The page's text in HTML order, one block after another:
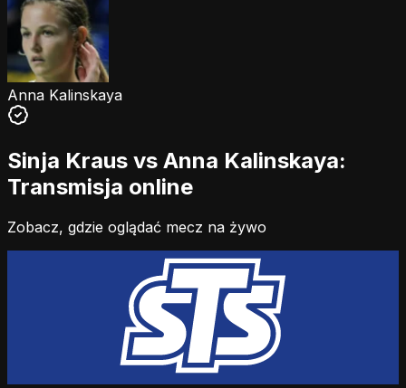
Anna Kalinskaya
Sinja Kraus vs Anna Kalinskaya:
Transmisja online
Zobacz, gdzie oglądać mecz na żywo